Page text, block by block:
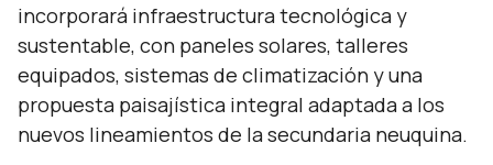
incorporará infraestructura tecnológica y
sustentable, con paneles solares, talleres
equipados, sistemas de climatización y una
propuesta paisajística integral adaptada a los
nuevos lineamientos de la secundaria neuquina.